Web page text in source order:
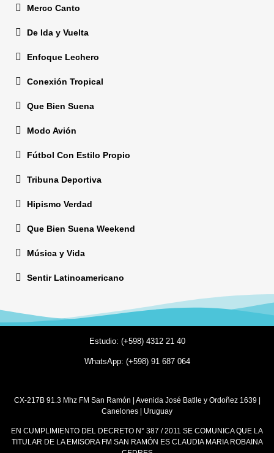
Merco Canto
De Ida y Vuelta
Enfoque Lechero
Conexión Tropical
Que Bien Suena
Modo Avión
Fútbol Con Estilo Propio
Tribuna Deportiva
Hipismo Verdad
Que Bien Suena Weekend
Música y Vida
Sentir Latinoamericano
Estudio: (+598) 4312 21 40
WhatsApp: (+598) 91 687 064
CX-217B 91.3 Mhz FM San Ramón | Avenida José Batlle y Ordoñez 1639 |
Canelones | Uruguay
EN CUMPLIMIENTO DEL DECRETO N° 387 / 2011 SE COMUNICA QUE LA
TITULAR DE LA EMISORA FM SAN RAMÓN ES CLAUDIA MARIA ROBAINA